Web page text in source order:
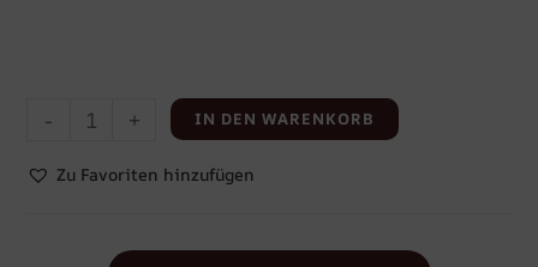
- + IN DEN WARENKORB
Zu Favoriten hinzufügen